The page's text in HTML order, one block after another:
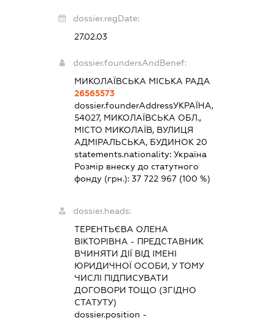
dossier.regDate:
27.02.03
dossier.foundersAndBenef:
МИКОЛАЇВСЬКА МІСЬКА РАДА
26565573
dossier.founderAddressУКРАЇНА,
54027, МИКОЛАЇВСЬКА ОБЛ.,
МІСТО МИКОЛАЇВ, ВУЛИЦЯ
АДМІРАЛЬСЬКА, БУДИНОК 20
statements.nationality: Україна
Розмір внеску до статутного
фонду (грн.): 37 722 967(100 %)
dossier.heads:
ТЕРЕНТЬЄВА ОЛЕНА
ВІКТОРІВНА - ПРЕДСТАВНИК
ВЧИНЯТИ ДІЇ ВІД ІМЕНІ
ЮРИДИЧНОЇ ОСОБИ, У ТОМУ
ЧИСЛІ ПІДПИСУВАТИ
ДОГОВОРИ ТОЩО (ЗГІДНО
СТАТУТУ)
dossier.position -